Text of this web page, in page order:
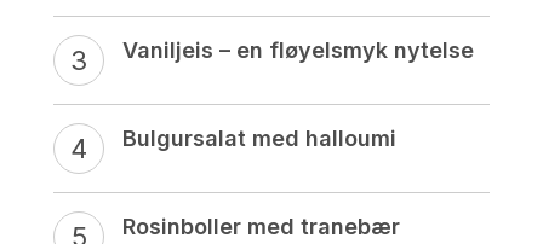
Vaniljeis – en fløyelsmyk nytelse
Bulgursalat med halloumi
Rosinboller med tranebær